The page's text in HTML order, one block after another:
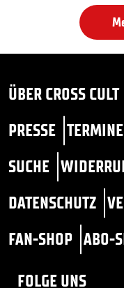
ÜBER CROSS CULT
PRESSE TERMINE
SUCHE
DATENSCHUTZ
FAN-SHOP ABO-
FOLGE UNS